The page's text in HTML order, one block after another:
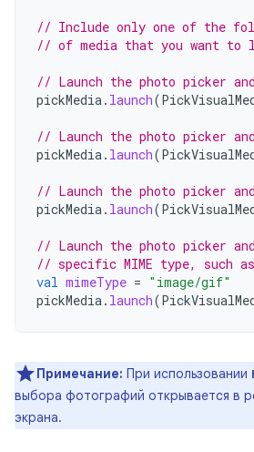
// Include only one of the
// of media that you want to
// Launch the photo picker
pickMedia. launch(
// Launch the photo picker
pickMedia. launch(
// Launch the photo picker
pickMedia. launch(
// Launch the photo picker
// specific MIME type, such
val mimeType = "image/gif"
pickMedia. launch(
Примечание: При использовании
выбора фотографий открывается в
экрана.